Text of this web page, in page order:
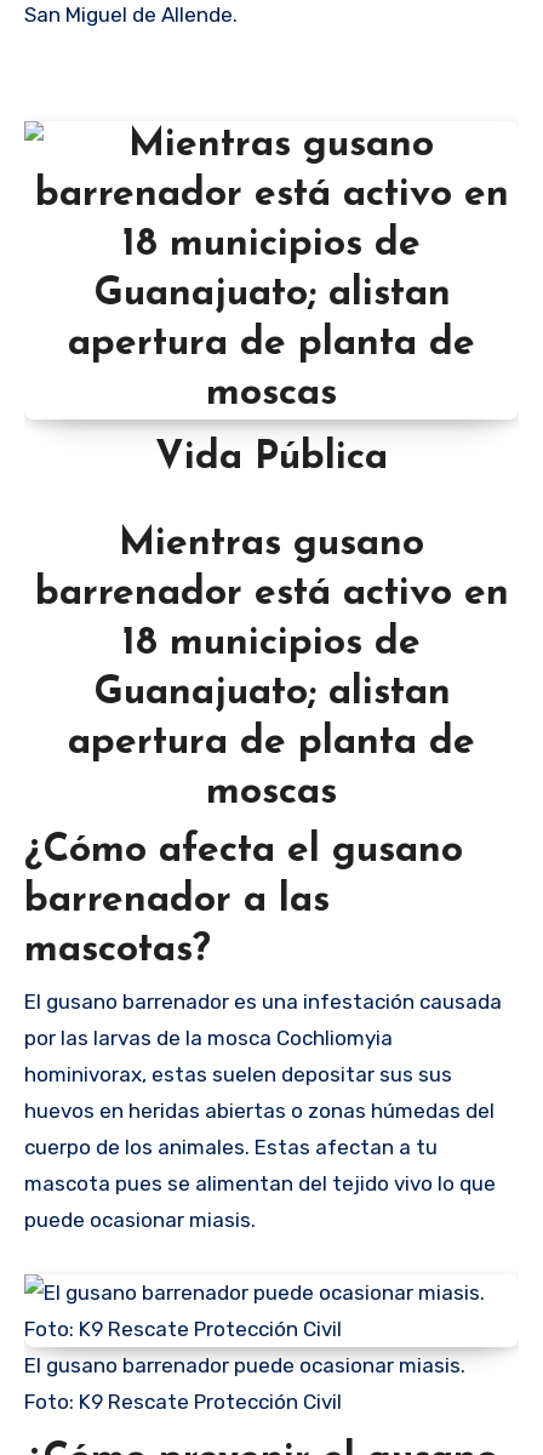
San Miguel de Allende.
Vida Pública
Mientras gusano
barrenador está activo en
18 municipios de
Guanajuato; alistan
apertura de planta de
moscas
¿Cómo afecta el gusano
barrenador a las
mascotas?
El gusano barrenador es una infestación causada
por las larvas de la mosca Cochliomyia
hominivorax, estas suelen depositar sus sus
huevos en heridas abiertas o zonas húmedas del
cuerpo de los animales. Estas afectan a tu
mascota pues se alimentan del tejido vivo lo que
puede ocasionar miasis.
El gusano barrenador puede ocasionar miasis.
Foto: K9 Rescate Protección Civil